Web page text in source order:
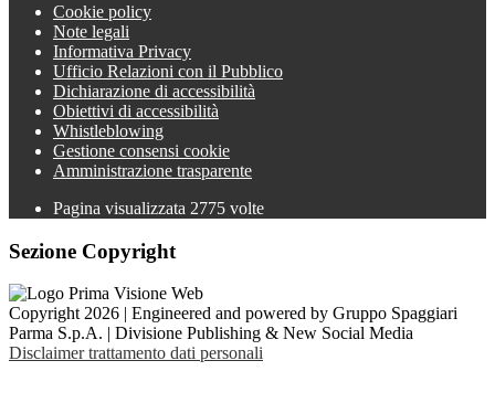
Cookie policy
Note legali
Informativa Privacy
Ufficio Relazioni con il Pubblico
Dichiarazione di accessibilità
Obiettivi di accessibilità
Whistleblowing
Gestione consensi cookie
Amministrazione trasparente
Pagina visualizzata 2775 volte
Sezione Copyright
Copyright 2026 | Engineered and powered by Gruppo Spaggiari
Parma S.p.A. | Divisione Publishing & New Social Media
Disclaimer trattamento dati personali